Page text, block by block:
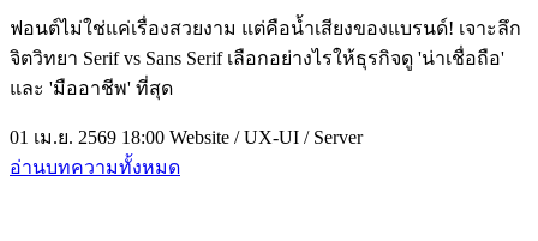
ฟอนต์ไม่ใช่แค่เรื่องสวยงาม แต่คือน้ำเสียงของแบรนด์! เจาะลึก
จิตวิทยา Serif vs Sans Serif เลือกอย่างไรให้ธุรกิจดู 'น่าเชื่อถือ'
และ 'มืออาชีพ' ที่สุด
01 เม.ย. 2569 18:00 Website / UX-UI / Server
อ่านบทความทั้งหมด